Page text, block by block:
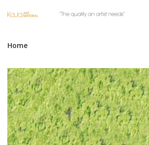
Home